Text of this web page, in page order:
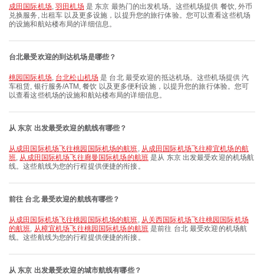
成田国际机场,羽田机场是 东京 最热门的出发机场。这些机场提供 餐饮, 外币
兑换服务, 出租车 以及更多设施，以提升您的旅行体验。您可以查看这些机场
的设施和航站楼布局的详细信息。
台北最受欢迎的到达机场是哪些？
桃园国际机场, 台北松山机场是 台北 最受欢迎的抵达机场。这些机场提供 汽
车租赁, 银行服务/ATM, 餐饮 以及更多便利设施，以提升您的旅行体验。您可
以查看这些机场的设施和航站楼布局的详细信息。
从 东京 出发最受欢迎的航线有哪些？
从成田国际机场飞往桃园国际机场的航班, 从成田国际机场飞往樟宜机场的航
班, 从成田国际机场飞往廊曼国际机场的航班是从 东京 出发最受欢迎的机场航
线。这些航线为您的行程提供便捷的衔接。
前往 台北 最受欢迎的航线有哪些？
从成田国际机场飞往桃园国际机场的航班, 从关西国际机场飞往桃园国际机场
的航班, 从樟宜机场飞往桃园国际机场的航班是前往 台北 最受欢迎的机场航
线。这些航线为您的行程提供便捷的衔接。
从 东京 出发最受欢迎的城市航线有哪些？